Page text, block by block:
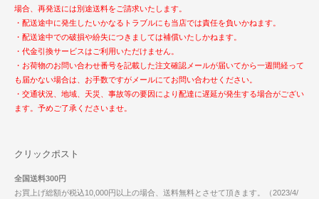
場合、再発送には別途送料をご請求いたします。
・配送途中に発生したいかなるトラブルにも当店では責任を負いかねます。
・配送途中での破損や紛失につきましては補償いたしかねます。
・代金引換サービスはご利用いただけません。
・お荷物のお問い合わせ番号を記載した注文確認メールが届いてから一週間経って
も届かない場合は、お手数ですがメールにてお問い合わせください。
・交通状況、地域、天災、事故等の要因により配達に遅延が発生する場合がござい
ます。予めご了承くださいませ。
クリックポスト
全国送料300円
お買上げ総額が税込10,000円以上の場合、送料無料とさせて頂きます。（2023/4/